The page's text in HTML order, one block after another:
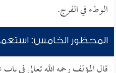
الوطء في الفرج.
المحظور الخامس: